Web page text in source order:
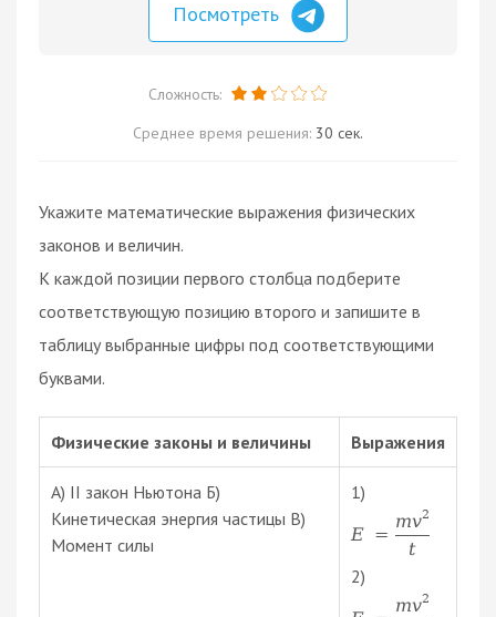
Посмотреть
Сложность:
Среднее время решения: 30 сек.
Укажите математические выражения физических
законов и величин.
К каждой позиции первого столбца подберите
соответствующую позицию второго и запишите в
таблицу выбранные цифры под соответствующими
буквами.
Физические законы и величины Выражения
А) II закон Ньютона Б)
Кинетическая энергия частицы В)
Момент силы
1)
E =
mv2
t
2)
mv2